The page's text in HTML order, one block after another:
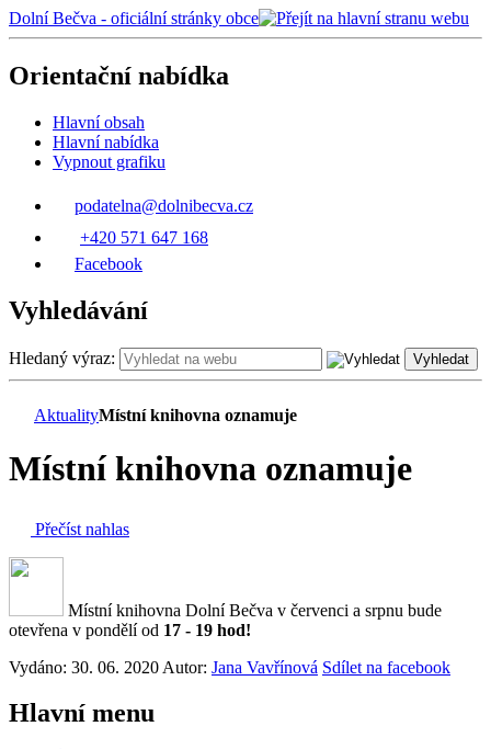
Dolní Bečva - oficiální stránky obce
Orientační nabídka
Hlavní obsah
Hlavní nabídka
Vypnout grafiku
podatelna@dolnibecva.cz
+420 571 647 168
Facebook
Vyhledávání
Hledaný výraz: Vyhledat
AktualityMístní knihovna oznamuje
Místní knihovna oznamuje
Přečíst nahlas
Místní knihovna Dolní Bečva v červenci a srpnu bude
otevřena v pondělí od 17 - 19 hod!
Vydáno: 30. 06. 2020 Autor: Jana Vavřínová Sdílet na facebook
Hlavní menu